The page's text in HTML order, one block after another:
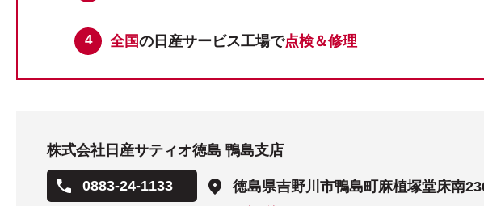
全国の日産サービス工場で点検＆修理
株式会社日産サティオ徳島 鴨島支店
0883-24-1133 徳島県吉野川市鴨島町麻植塚堂床南